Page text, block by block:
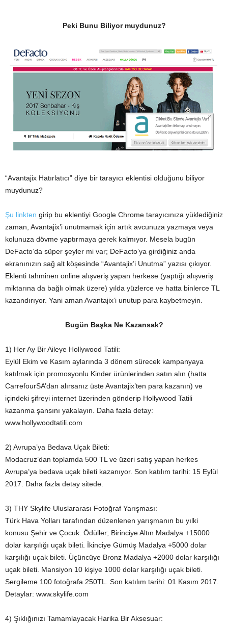
Peki Bunu Biliyor muydunuz?
“Avantajix Hatırlatıcı” diye bir tarayıcı eklentisi olduğunu biliyor
muydunuz?
Şu linkten girip bu eklentiyi Google Chrome tarayıcınıza yüklediğiniz
zaman, Avantajix’i unutmamak için artık avcunuza yazmaya veya
kolunuza dövme yaptırmaya gerek kalmıyor. Mesela bugün
DeFacto’da süper şeyler mi var; DeFacto’ya girdiğiniz anda
ekranınızın sağ alt köşesinde “Avantajix’i Unutma” yazısı çıkıyor.
Eklenti tahminen online alışveriş yapan herkese (yaptığı alışveriş
miktarına da bağlı olmak üzere) yılda yüzlerce ve hatta binlerce TL
kazandırıyor. Yani aman Avantajix’i unutup para kaybetmeyin.
Bugün Başka Ne Kazansak?
1) Her Ay Bir Aileye Hollywood Tatili:
Eylül Ekim ve Kasım aylarında 3 dönem sürecek kampanyaya
katılmak için promosyonlu Kinder ürünlerinden satın alın (hatta
CarrefourSA’dan alırsanız üste Avantajix’ten para kazanın) ve
içindeki şifreyi internet üzerinden gönderip Hollywood Tatili
kazanma şansını yakalayın. Daha fazla detay:
www.hollywoodtatili.com
2) Avrupa’ya Bedava Uçak Bileti:
Modacruz’dan toplamda 500 TL ve üzeri satış yapan herkes
Avrupa’ya bedava uçak bileti kazanıyor. Son katılım tarihi: 15 Eylül
2017. Daha fazla detay sitede.
3) THY Skylife Uluslararası Fotoğraf Yarışması:
Türk Hava Yolları tarafından düzenlenen yarışmanın bu yılki
konusu Şehir ve Çocuk. Ödüller; Birinciye Altın Madalya +15000
dolar karşılığı uçak bileti. İkinciye Gümüş Madalya +5000 dolar
karşılığı uçak bileti. Üçüncüye Bronz Madalya +2000 dolar karşılığı
uçak bileti. Mansiyon 10 kişiye 1000 dolar karşılığı uçak bileti.
Sergileme 100 fotoğrafa 250TL. Son katılım tarihi: 01 Kasım 2017.
Detaylar: www.skylife.com
4) Şıklığınızı Tamamlayacak Harika Bir Aksesuar: